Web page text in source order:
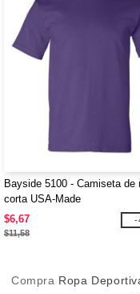
Bayside 5100 - Camiseta de
corta USA-Made
$6,67
$11,58
-
Compra Ropa